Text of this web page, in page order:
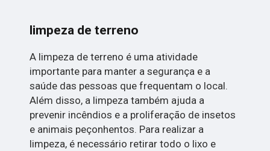
limpeza de terreno
A limpeza de terreno é uma atividade
importante para manter a segurança e a
saúde das pessoas que frequentam o local.
Além disso, a limpeza também ajuda a
prevenir incêndios e a proliferação de insetos
e animais peçonhentos. Para realizar a
limpeza, é necessário retirar todo o lixo e